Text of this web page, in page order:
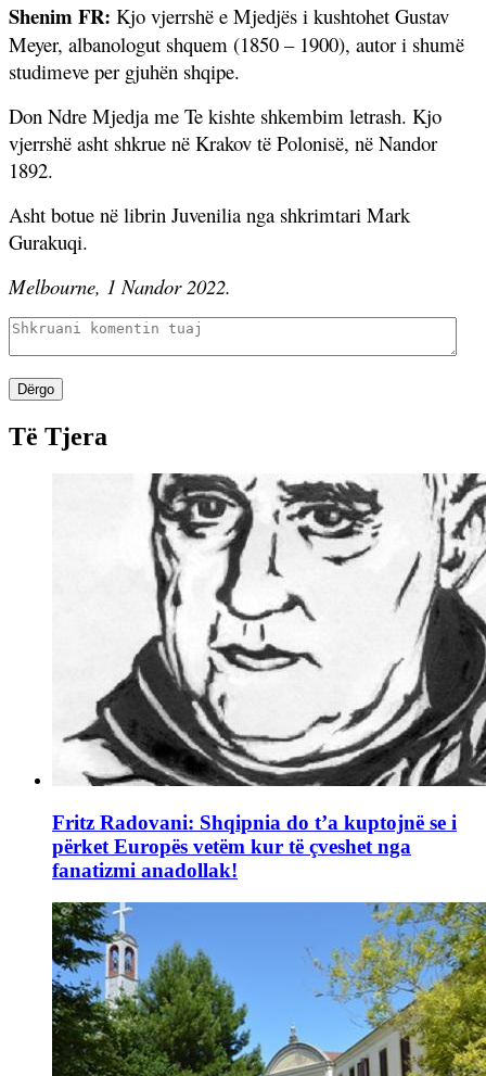
Shenim FR: Kjo vjerrshë e Mjedjës i kushtohet Gustav
Meyer, albanologut shquem (1850 – 1900), autor i shumë
studimeve per gjuhën shqipe.
Don Ndre Mjedja me Te kishte shkembim letrash. Kjo
vjerrshë asht shkrue në Krakov të Polonisë, në Nandor
1892.
Asht botue në librin Juvenilia nga shkrimtari Mark
Gurakuqi.
Melbourne, 1 Nandor 2022.
Dërgo
Të Tjera
Fritz Radovani: Shqipnia do t’a kuptojnë se i
përket Europës vetëm kur të çveshet nga
fanatizmi anadollak!